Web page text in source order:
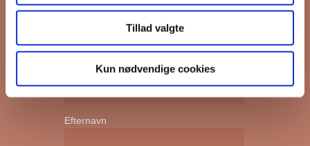
Tillad valgte
Kun nødvendige cookies
kan komme først i køen.
*påkrævet
Fornavn
Efternavn